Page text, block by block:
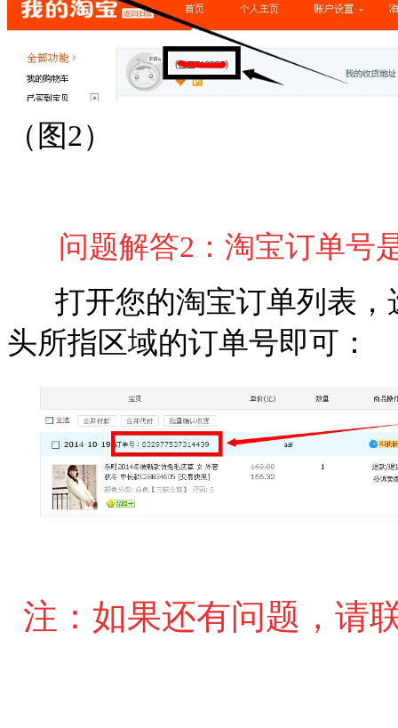
（图2）
问题解答2：淘宝订单号
打开您的淘宝订单列表，
头所指区域的订单号即可：
注： 如果还有问题，请